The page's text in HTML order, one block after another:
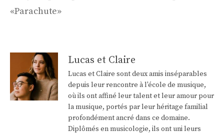
«Parachute»
Lucas et Claire
Lucas et Claire sont deux amis inséparables
depuis leur rencontre à l'école de musique,
où ils ont affiné leur talent et leur amour pour
la musique, portés par leur héritage familial
profondément ancré dans ce domaine.
Diplômés en musicologie, ils ont uni leurs